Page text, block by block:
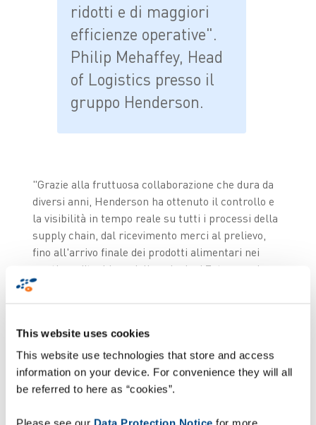
This website uses cookies
This website use technologies that store and access
information on your device. For convenience they will all
be referred to here as “cookies”.
ridotti e di maggiori
efficienze operative".
Philip Mehaffey, Head
of Logistics presso il
gruppo Henderson.
"Grazie alla fruttuosa collaborazione che dura da
diversi anni, Henderson ha ottenuto il controllo e
la visibilità in tempo reale su tutti i processi della
supply chain, dal ricevimento merci al prelievo,
fino all'arrivo finale dei prodotti alimentari nei
punti vendita. L'uso delle soluzioni Zetes non ha
solo assicurato un rapido rientro
errore ridotti e di maggiori efficienze operative.
Quando è stato il momento di aggiornare la
soluzione vocale esistente, abbiamo pertanto
cercato di nuovo la collaborazione con Zetes".
gruppo Henderson.